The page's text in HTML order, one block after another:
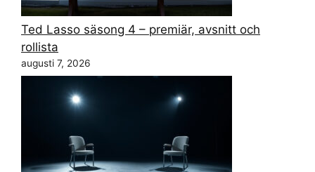
Ted Lasso säsong 4 – premiär, avsnitt och
rollista
augusti 7, 2026